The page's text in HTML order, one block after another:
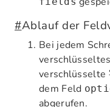
#Ablauf der
Bei jedem
verschlüsselte
dem Feld
abgerufen.